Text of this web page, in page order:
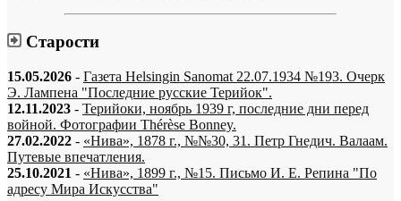
Старости
15.05.2026 - Газета Helsingin Sanomat 22.07.1934 №193. Очерк
Э. Лампена "Последние русские Терийок".
12.11.2023 - Терийоки, ноябрь 1939 г, последние дни перед
войной. Фотографии Thérèse Bonney.
27.02.2022 - «Нива», 1878 г., №№30, 31. Петр Гнедич. Валаам.
Путевые впечатления.
25.10.2021 - «Нива», 1899 г., №15. Письмо И. Е. Репина "По
адресу Мира Искусства"